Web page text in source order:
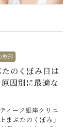
整形
たのくぼみ目は
因別に最適な
ィーフ銀座クリニ
まぶたのくぼみ」